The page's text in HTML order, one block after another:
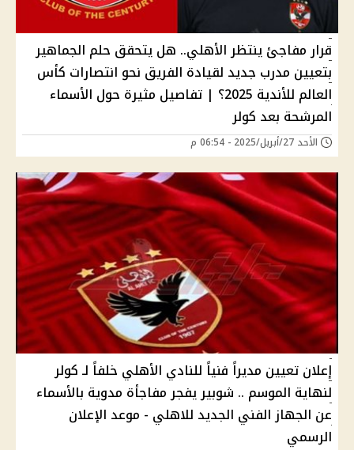
قرار مفاجئ ينتظر الأهلي.. هل يتحقق حلم الجماهير
بتعيين مدرب جديد لقيادة الفريق نحو انتصارات كأس
العالم للأندية 2025؟ | تفاصيل مثيرة حول الأسماء
المرشحة بعد كولر
الأحد 27/أبريل/2025 - 06:54 م
إعلان تعيين مديراً فنياً للنادي الأهلي خلفاً لـ كولر
لنهاية الموسم .. شوبير يفجر مفاجأة مدوية بالأسماء
عن الجهاز الفني الجديد للاهلي - موعد الإعلان
الرسمي